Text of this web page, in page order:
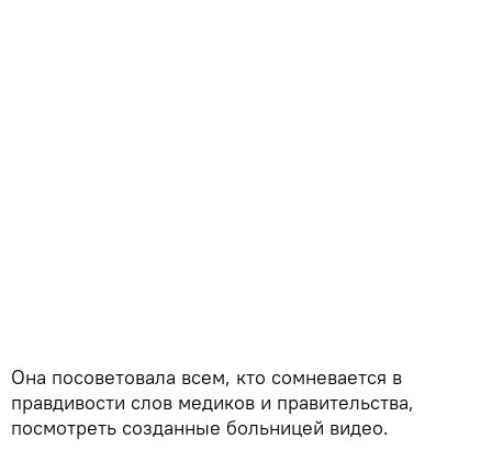
Она посоветовала всем, кто сомневается в
правдивости слов медиков и правительства,
посмотреть созданные больницей видео.